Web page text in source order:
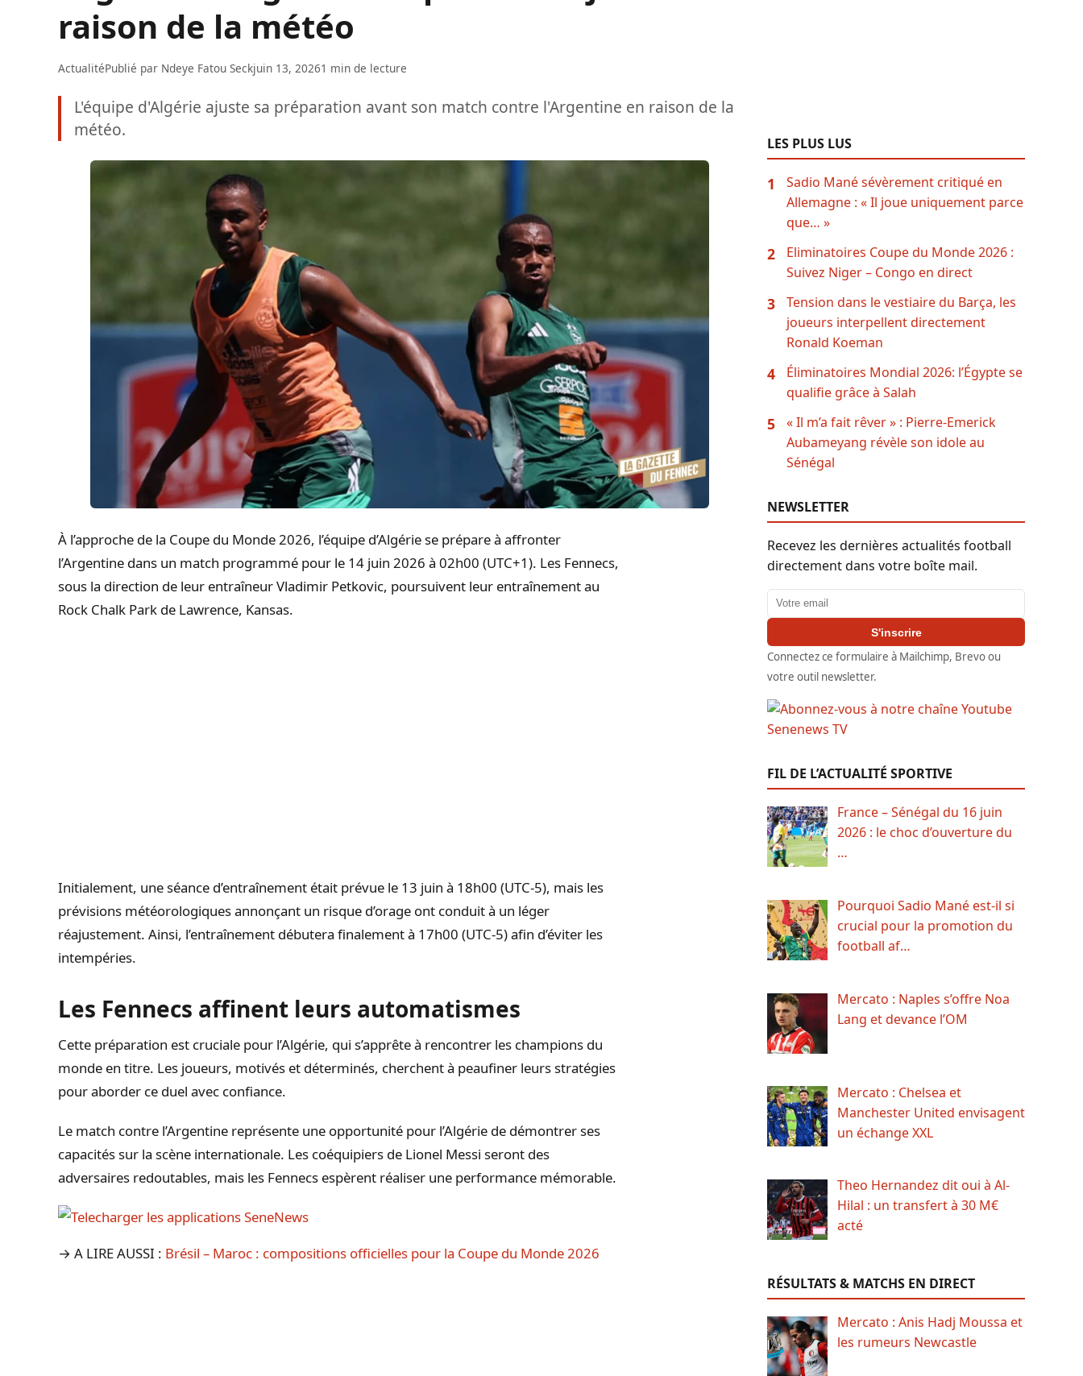
raison de la météo
ActualitéPublié par Ndeye Fatou Seckjuin 13, 20261 min de lecture
L'équipe d'Algérie ajuste sa préparation avant son match contre l'Argentine en raison de la
météo.
À l’approche de la Coupe du Monde 2026, l’équipe d’Algérie se prépare à affronter
l’Argentine dans un match programmé pour le 14 juin 2026 à 02h00 (UTC+1). Les Fennecs,
sous la direction de leur entraîneur Vladimir Petkovic, poursuivent leur entraînement au
Rock Chalk Park de Lawrence, Kansas.
Initialement, une séance d’entraînement était prévue le 13 juin à 18h00 (UTC-5), mais les
prévisions météorologiques annonçant un risque d’orage ont conduit à un léger
réajustement. Ainsi, l’entraînement débutera finalement à 17h00 (UTC-5) afin d’éviter les
intempéries.
Les Fennecs affinent leurs automatismes
Cette préparation est cruciale pour l’Algérie, qui s’apprête à rencontrer les champions du
monde en titre. Les joueurs, motivés et déterminés, cherchent à peaufiner leurs stratégies
pour aborder ce duel avec confiance.
Le match contre l’Argentine représente une opportunité pour l’Algérie de démontrer ses
capacités sur la scène internationale. Les coéquipiers de Lionel Messi seront des
adversaires redoutables, mais les Fennecs espèrent réaliser une performance mémorable.
→ A LIRE AUSSI : Brésil – Maroc : compositions officielles pour la Coupe du Monde 2026
LES PLUS LUS
1
Sadio Mané sévèrement critiqué en
Allemagne : « Il joue uniquement parce
que… »
2
Eliminatoires Coupe du Monde 2026 :
Suivez Niger – Congo en direct
3
Tension dans le vestiaire du Barça, les
joueurs interpellent directement
Ronald Koeman
4
Éliminatoires Mondial 2026: l’Égypte se
qualifie grâce à Salah
5
« Il m’a fait rêver » : Pierre-Emerick
Aubameyang révèle son idole au
Sénégal
NEWSLETTER
Recevez les dernières actualités football
directement dans votre boîte mail.
Adresse email
S'inscrire
Connectez ce formulaire à Mailchimp, Brevo ou
votre outil newsletter.
FIL DE L’ACTUALITÉ SPORTIVE
France – Sénégal du 16 juin
2026 : le choc d’ouverture du
…
Pourquoi Sadio Mané est-il si
crucial pour la promotion du
football af…
Mercato : Naples s’offre Noa
Lang et devance l’OM
Mercato : Chelsea et
Manchester United envisagent
un échange XXL
Theo Hernandez dit oui à Al-
Hilal : un transfert à 30 M€
acté
RÉSULTATS & MATCHS EN DIRECT
Mercato : Anis Hadj Moussa et
les rumeurs Newcastle